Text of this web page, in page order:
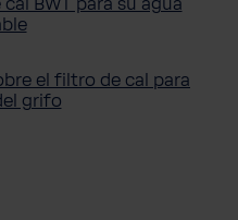
BWT para su agua
el filtro de cal para
grifo